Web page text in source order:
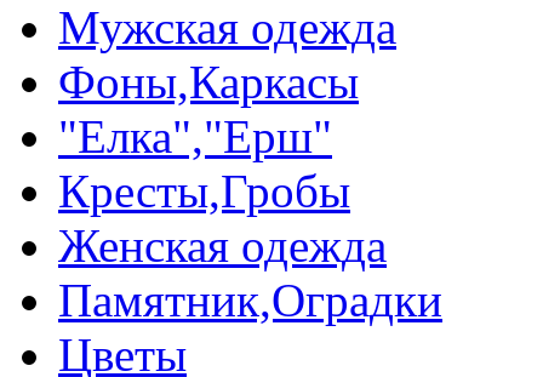
Мужская одежда
Фоны,Каркасы
"Елка","Ерш"
Кресты,Гробы
Женская одежда
Памятник,Оградки
Цветы